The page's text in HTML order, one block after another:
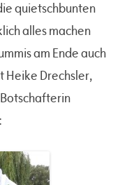
quietschbunten
alles machen
am Ende auch
Heike Drechsler,